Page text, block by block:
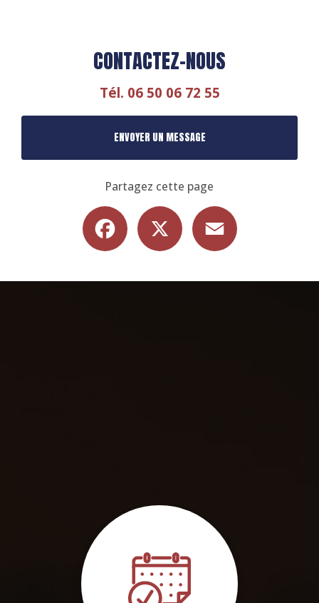
CONTACTEZ-NOUS
Tél. 06 50 06 72 55
ENVOYER UN MESSAGE
Partagez cette page
Facebook